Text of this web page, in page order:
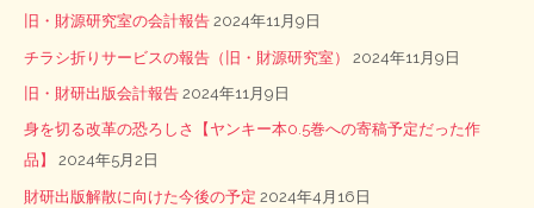
旧・財源研究室の会計報告 2024年11月9日
チラシ折りサービスの報告（旧・財源研究室） 2024年11月9日
旧・財研出版会計報告 2024年11月9日
身を切る改革の恐ろしさ【ヤンキー本0.5巻への寄稿予定だった作
品】
2024年5月2日
財研出版解散に向けた今後の予定 2024年4月16日